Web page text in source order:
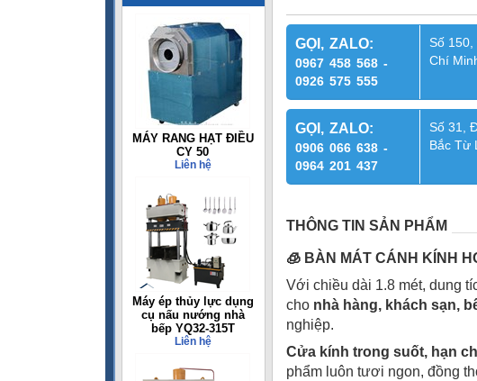
MÁY RANG HẠT ĐIỀU
CY 50
Liên hệ
Máy ép thủy lực dụng
cụ nấu nướng nhà
bếp YQ32-315T
Liên hệ
GỌI, ZALO:
0967 458 568 -
0926 575 555
Số 150,
Chí
GỌI, ZALO:
0906 066 638 -
0964 201 437
Số 31,
Bắc Từ
THÔNG TIN SẢN PHẨM
🧊 BÀN MÁT CÁNH KÍNH
Với chiều dài 1.8 mét, dung
cho nhà hàng, khách sạn,
nghiệp.
Cửa kính trong suốt, hạn
phẩm luôn tươi ngon, đồng